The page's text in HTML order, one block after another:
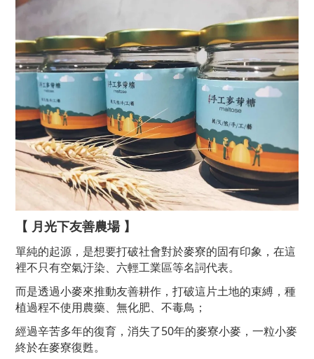
【 月光下友善農場 】
單純的起源，是想要打破社會對於麥寮的固有印象，在這
裡不只有空氣汙染、六輕工業區等名詞代表。
而是透過小麥來推動友善耕作，打破這片土地的束縛，種
植過程不使用農藥、 無化肥、不毒鳥；
經過辛苦多年的復育，消失了50年的麥寮小麥，一粒小麥
終於在麥寮復甦。